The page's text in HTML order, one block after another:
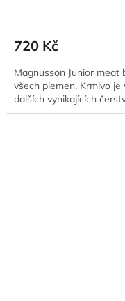
720 Kč
Magnusson Junior
všech plemen. Krmivo
dalších vynikajících